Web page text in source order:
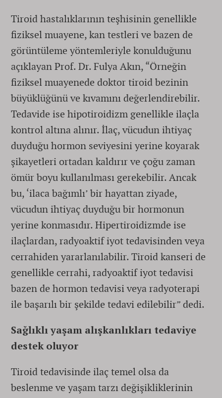
Tiroid hastalıklarının teşhisinin genellikle
fiziksel muayene, kan testleri ve bazen de
görüntüleme yöntemleriyle konulduğunu
açıklayan Prof. Dr. Fulya Akın, “Örneğin
fiziksel muayenede doktor tiroid bezinin
büyüklüğünü ve kıvamını değerlendirebilir.
Tedavide ise hipotiroidizm genellikle ilaçla
kontrol altına alınır. İlaç, vücudun ihtiyaç
duyduğu hormon seviyesini yerine koyarak
şikayetleri ortadan kaldırır ve çoğu zaman
ömür boyu kullanılması gerekebilir. Ancak
bu, ‘ilaca bağımlı’ bir hayattan ziyade,
vücudun ihtiyaç duyduğu bir hormonun
yerine konmasıdır. Hipertiroidizmde ise
ilaçlardan, radyoaktif iyot tedavisinden veya
cerrahiden yararlanılabilir. Tiroid kanseri de
genellikle cerrahi, radyoaktif iyot tedavisi
bazen de hormon tedavisi veya radyoterapi
ile başarılı bir şekilde tedavi edilebilir” dedi.
Sağlıklı yaşam alışkanlıkları tedaviye
destek oluyor
Tiroid tedavisinde ilaç temel olsa da
beslenme ve yaşam tarzı değişikliklerinin